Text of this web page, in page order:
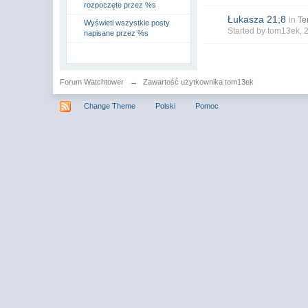
rozpoczęte przez %s
Wyświetl wszystkie posty
napisane przez %s
Łukasza 21;8 in
Started bytom13ek,
Forum Watchtower → Zawartość użytkownika tom13ek
Change Theme Polski Pomoc